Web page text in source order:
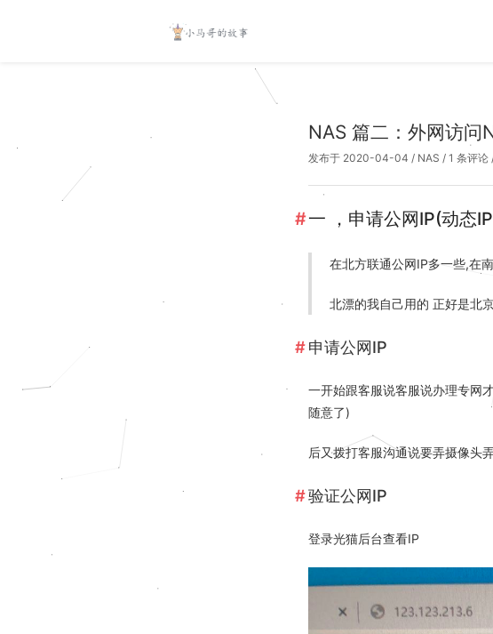
NAS 篇二：外网访问
发布于 2020-04-04 / NAS / 1 条评论
一 ，申请公网IP(动态
在北方联通公网IP多一些,在
北漂的我自己用的 正好是北
申请公网IP
一开始跟客服说客服说办理专网
随意了)
后又拨打客服沟通说要弄摄像头
验证公网IP
登录光猫后台查看IP